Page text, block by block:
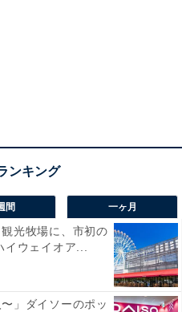
間 一ヶ月
観光牧場に、市初の
ウェイオア...
」ダイソーのポッ